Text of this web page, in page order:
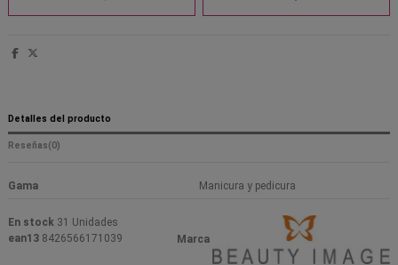
Detalles del producto
Reseñas(0)
Gama Manicura y pedicura
Marca
En stock 31 Unidades
ean13 8426566171039